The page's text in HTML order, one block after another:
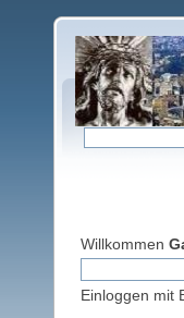
Willkommen
Einloggen mit